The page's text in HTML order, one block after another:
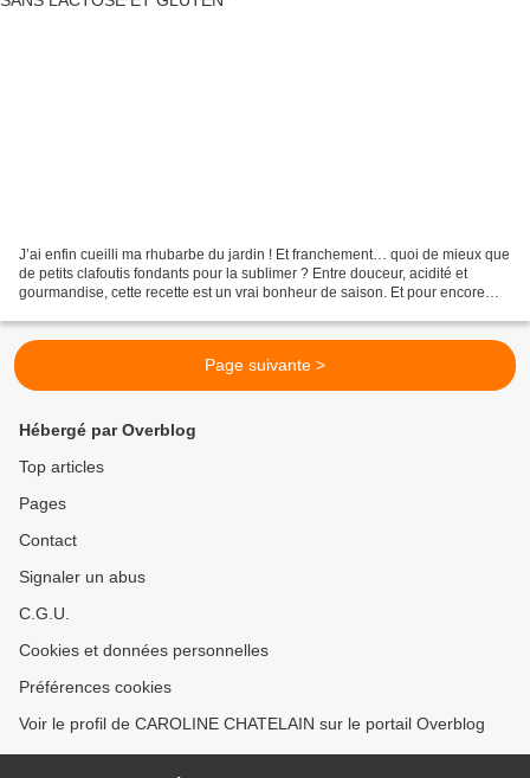
J’ai enfin cueilli ma rhubarbe du jardin ! Et franchement… quoi de mieux que
de petits clafoutis fondants pour la sublimer ? Entre douceur, acidité et
gourmandise, cette recette est un vrai bonheur de saison. Et pour encore
Page suivante >
Hébergé par Overblog
Top articles
Pages
Contact
Signaler un abus
C.G.U.
Cookies et données personnelles
Préférences cookies
Voir le profil de CAROLINE CHATELAIN sur le portail Overblog